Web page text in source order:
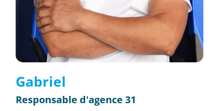
Gabriel
Responsable d'agence 31